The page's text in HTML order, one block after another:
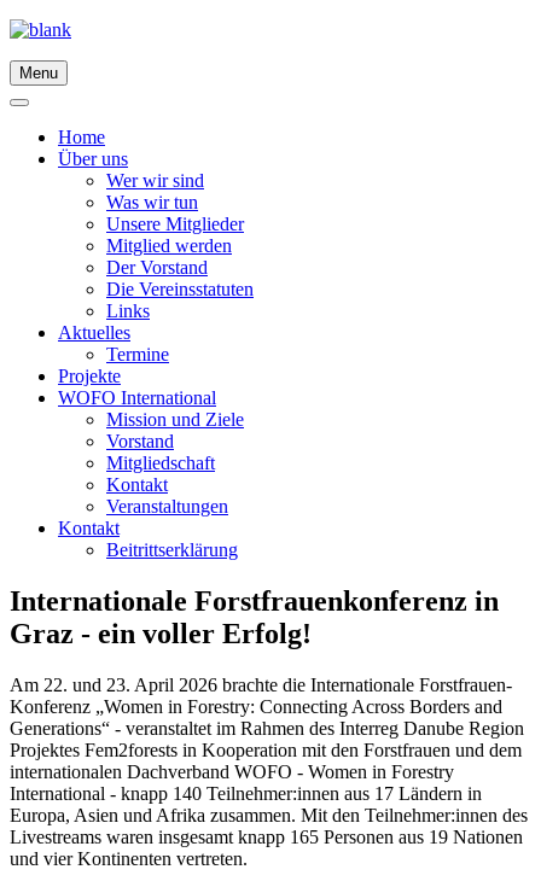
Menu
Home
Über uns
Wer wir sind
Was wir tun
Unsere Mitglieder
Mitglied werden
Der Vorstand
Die Vereinsstatuten
Links
Aktuelles
Termine
Projekte
WOFO International
Mission und Ziele
Vorstand
Mitgliedschaft
Kontakt
Veranstaltungen
Kontakt
Beitrittserklärung
Internationale Forstfrauenkonferenz in
Graz - ein voller Erfolg!
Am 22. und 23. April 2026 brachte die Internationale Forstfrauen-
Konferenz „Women in Forestry: Connecting Across Borders and
Generations“ - veranstaltet im Rahmen des Interreg Danube Region
Projektes Fem2forests in Kooperation mit den Forstfrauen und dem
internationalen Dachverband WOFO - Women in Forestry
International - knapp 140 Teilnehmer:innen aus 17 Ländern in
Europa, Asien und Afrika zusammen. Mit den Teilnehmer:innen des
Livestreams waren insgesamt knapp 165 Personen aus 19 Nationen
und vier Kontinenten vertreten.